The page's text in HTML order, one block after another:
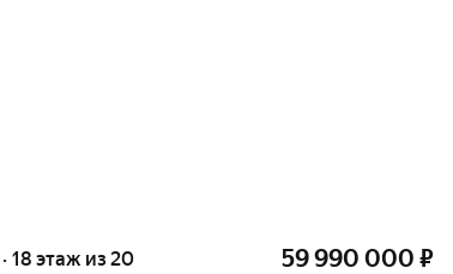
18 этаж из 20 59 990 000 ₽